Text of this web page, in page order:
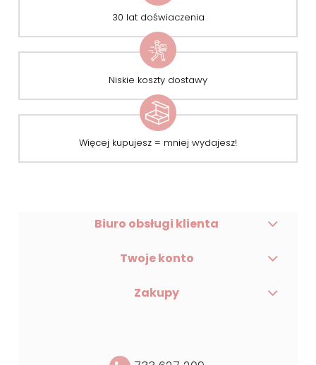
30 lat doświaczenia
Niskie koszty dostawy
Więcej kupujesz = mniej wydajesz!
Biuro obsługi klienta
Twoje konto
Zakupy